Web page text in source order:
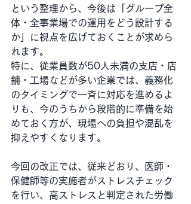
という整理から、今後は「グループ全
体・全事業場での運用をどう設計する
か」に視点を広げておくことが求めら
れます。
特に、従業員数が50人未満の支店・店
舗・工場などが多い企業では、義務化
のタイミングで一斉に対応を進めるよ
りも、今のうちから段階的に準備を始
めておく方が、現場への負担や混乱を
抑えやすくなります。
今回の改正では、従来どおり、医師・
保健師等の実施者がストレスチェック
を行い、高ストレスと判定された労働